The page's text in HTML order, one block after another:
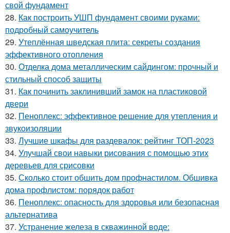
свой фундамент
28. Как построить УШП фундамент своими руками:
подробный самоучитель
29. Утеплённая шведская плита: секреты создания
эффективного отопления
30. Отделка дома металлическим сайдингом: прочный и
стильный способ защиты
31. Как починить заклинивший замок на пластиковой
двери
32. Пеноплекс: эффективное решение для утепления и
звукоизоляции
33. Лучшие шкафы для раздевалок: рейтинг ТОП-2023
34. Улучшай свои навыки рисования с помощью этих
деревьев для срисовки
35. Сколько стоит обшить дом профнастилом. Обшивка
дома профлистом: порядок работ
36. Пеноплекс: опасность для здоровья или безопасная
альтернатива
37. Устранение железа в скважинной воде: